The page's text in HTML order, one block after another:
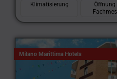
Klimatisierung
Öffnung
Milano Marittima Hotels